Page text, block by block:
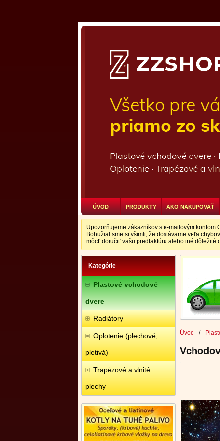
ÚVOD PRODUKTY AKO NAKUPOVAŤ
Upozorňujeme zákazníkov s e-mailovým
Bohužiaľ sme si všimli, že dostávame veľa
môcť doručiť vašu predfaktúru alebo iné dôležité
Kategórie
Plastové vchodové
dvere
Radiátory
Oplotenie (plechové,
pletivá)
Trapézové a vlnité
plechy
Úvod /